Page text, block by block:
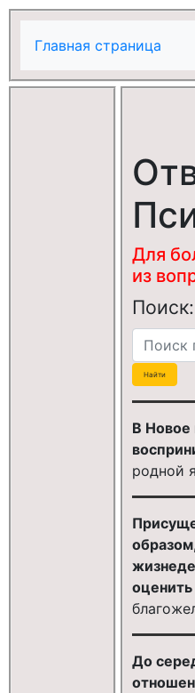
Главная страница
Для
из
Поиск:
В
родной
оценить
До